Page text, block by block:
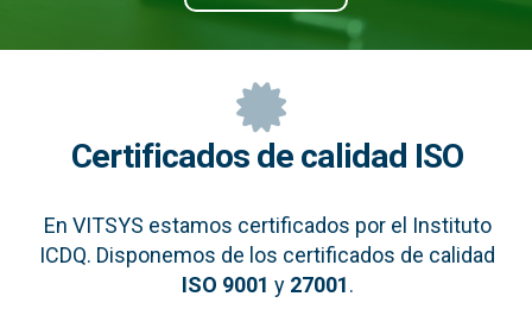
Certificados de calidad ISO
En VITSYS estamos certificados por el Instituto
ICDQ. Disponemos de los certificados de calidad
ISO 9001 y 27001.